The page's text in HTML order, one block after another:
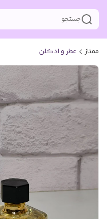
جستجو
ممتاز عطر و ادکلن